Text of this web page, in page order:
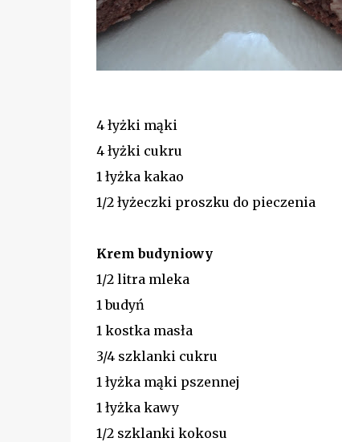
4 łyżki mąki
4 łyżki cukru
1 łyżka kakao
1/2 łyżeczki proszku do pieczenia
Krem budyniowy
1/2 litra mleka
1 budyń
1 kostka masła
3/4 szklanki cukru
1 łyżka mąki pszennej
1 łyżka kawy
1/2 szklanki kokosu